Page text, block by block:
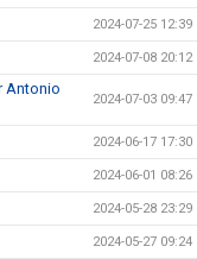
2024-07-25 12:39
2024-07-08 20:12
Antonio
2024-07-03 09:47
2024-06-17 17:30
2024-06-01 08:26
2024-05-28 23:29
2024-05-27 09:24